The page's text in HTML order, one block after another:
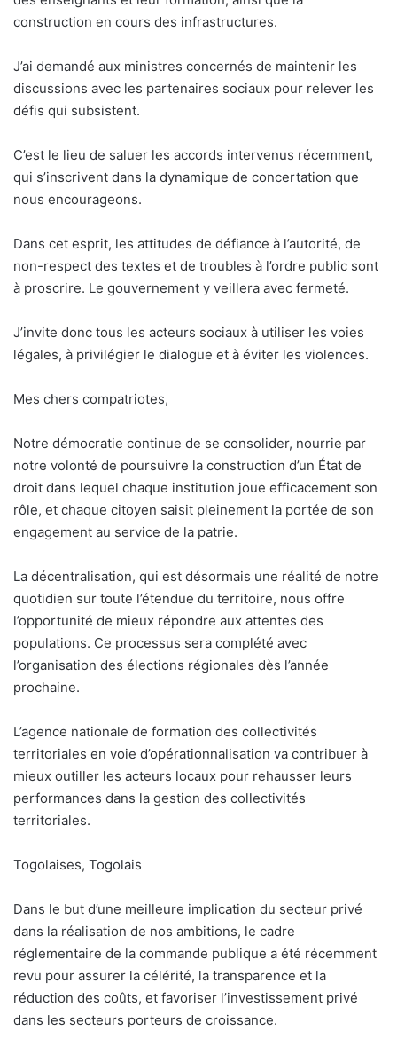
construction en cours des infrastructures.
J’ai demandé aux ministres concernés de maintenir les
discussions avec les partenaires sociaux pour relever les
défis qui subsistent.
C’est le lieu de saluer les accords intervenus récemment,
qui s’inscrivent dans la dynamique de concertation que
nous encourageons.
Dans cet esprit, les attitudes de défiance à l’autorité, de
non-respect des textes et de troubles à l’ordre public sont
à proscrire. Le gouvernement y veillera avec fermeté.
J’invite donc tous les acteurs sociaux à utiliser les voies
légales, à privilégier le dialogue et à éviter les violences.
Mes chers compatriotes,
Notre démocratie continue de se consolider, nourrie par
notre volonté de poursuivre la construction d’un État de
droit dans lequel chaque institution joue efficacement son
rôle, et chaque citoyen saisit pleinement la portée de son
engagement au service de la patrie.
La décentralisation, qui est désormais une réalité de notre
quotidien sur toute l’étendue du territoire, nous offre
l’opportunité de mieux répondre aux attentes des
populations. Ce processus sera complété avec
l’organisation des élections régionales dès l’année
prochaine.
L’agence nationale de formation des collectivités
territoriales en voie d’opérationnalisation va contribuer à
mieux outiller les acteurs locaux pour rehausser leurs
performances dans la gestion des collectivités
territoriales.
Togolaises, Togolais
Dans le but d’une meilleure implication du secteur privé
dans la réalisation de nos ambitions, le cadre
réglementaire de la commande publique a été récemment
revu pour assurer la célérité, la transparence et la
réduction des coûts, et favoriser l’investissement privé
dans les secteurs porteurs de croissance.